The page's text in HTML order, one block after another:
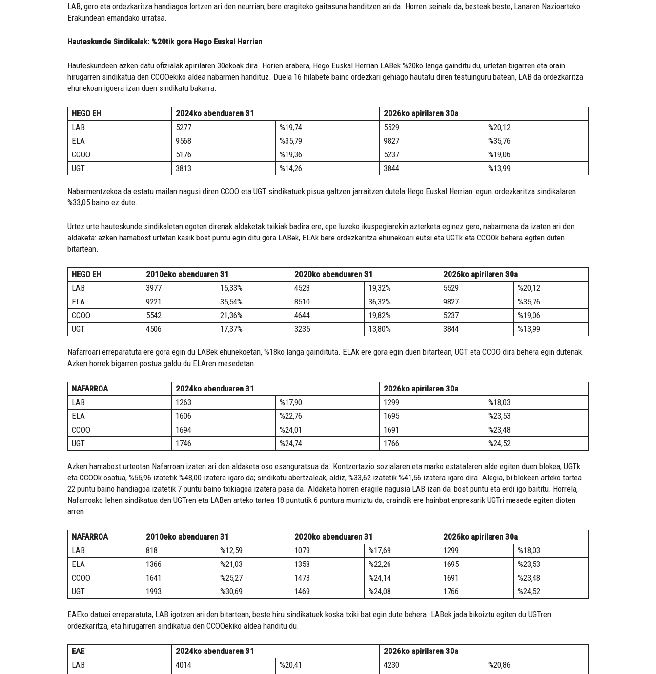
LAB, gero eta ordezkaritza handiagoa lortzen ari den neurrian, bere eragiteko gaitasuna handitzen ari da. Horren seinale da, besteak beste, Lanaren Nazioarteko
Erakundean emandako urratsa.
Hauteskunde Sindikalak: %20tik gora Hego Euskal Herrian
Hauteskundeen azken datu ofizialak apirilaren 30ekoak dira. Horien arabera, Hego Euskal Herrian LABek %20ko langa gainditu du, urtetan bigarren eta orain
hirugarren sindikatua den CCOOekiko aldea nabarmen handituz. Duela 16 hilabete baino ordezkari gehiago hautatu diren testuinguru batean, LAB da ordezkaritza
ehunekoan igoera izan duen sindikatu bakarra.
HEGO EH 2024ko abenduaren 31
2026ko apirilaren 30a
LAB
5277 %19,74 5529
%20,12
ELA
9568 %35,79 9827
%35,76
CCOO
5176 %19,36 5237
%19,06
UGT
3813 %14,26 3844 %13,99
Nabarmentzekoa da estatu mailan nagusi diren CCOO eta UGT sindikatuek pisua galtzen jarraitzen dutela Hego Euskal Herrian: egun, ordezkaritza sindikalaren
%33,05 baino ez dute.
Urtez urte hauteskunde sindikaletan egoten direnak aldaketak txikiak badira ere, epe luzeko ikuspegiarekin azterketa eginez gero, nabarmena da izaten ari den
aldaketa: azken hamabost urtetan kasik bost puntu egin ditu gora LABek, ELAk bere ordezkaritza ehunekoari eutsi eta UGTk eta CCOOk behera egiten duten
bitartean.
HEGO EH 2010eko abenduaren 31 2020ko abenduaren 31
2026ko apirilaren 30a
LAB
3977 15,33% 4528 19,32% 5529
%20,12
ELA
9221 35,54% 8510 36,32% 9827
%35,76
CCOO
5542 21,36% 4644 19,82% 5237
%19,06
UGT
4506 17,37% 3235 13,80% 3844 %13,99
Nafarroari erreparatuta ere gora egin du LABek ehunekoetan, %18ko langa gaindituta. ELAk ere gora egin duen bitartean, UGT eta CCOO dira behera egin dutenak.
Azken horrek bigarren postua galdu du ELAren mesedetan.
NAFARROA 2024ko abenduaren 31
2026ko apirilaren 30a
LAB
1263 %17,90 1299
%18,03
ELA
1606 %22,76 1695
%23,53
CCOO
1694 %24,01 1691
%23,48
UGT
1746 %24,74 1766 %24,52
Azken hamabost urteotan Nafarroan izaten ari den aldaketa oso esanguratsua da. Kontzertazio sozialaren eta marko estatalaren alde egiten duen blokea, UGTk
eta CCOOk osatua, %55,96 izatetik %48,00 izatera igaro da; sindikatu abertzaleak, aldiz, %33,62 izatetik %41,56 izatera igaro dira. Alegia, bi blokeen arteko tartea
22 puntu baino handiagoa izatetik 7 puntu baino txikiagoa izatera pasa da. Aldaketa horren eragile nagusia LAB izan da, bost puntu eta erdi igo baititu. Horrela,
Nafarroako lehen sindikatua den UGTren eta LABen arteko tartea 18 puntutik 6 puntura murriztu da, oraindik ere hainbat enpresarik UGTri mesede egiten dioten
arren.
NAFARROA 2010eko abenduaren 31 2020ko abenduaren 31
2026ko apirilaren 30a
LAB
818 %12,59 1079 %17,69 1299
%18,03
ELA
1366 %21,03 1358 %22,26 1695
%23,53
CCOO
1641 %25,27 1473 %24,14 1691
%23,48
UGT
1993 %30,69 1469 %24,08 1766 %24,52
EAEko datuei erreparatuta, LAB igotzen ari den bitartean, beste hiru sindikatuek koska txiki bat egin dute behera. LABek jada bikoiztu egiten du UGTren
ordezkaritza, eta hirugarren sindikatua den CCOOekiko aldea handitu du.
EAE 2024ko abenduaren 31
2026ko apirilaren 30a
LAB
4014 %20,41 4230
%20,86